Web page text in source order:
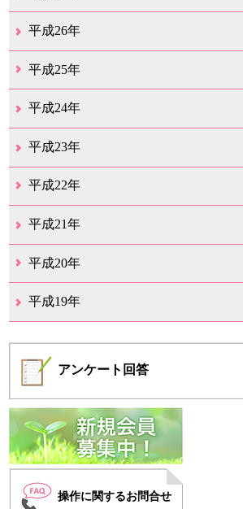
12月（23）
11月（12）
10月（11）
9月（15）
8月（4）
7月（11）
6月（20）
5月（14）
4月（26）
3月（29）
2月（17）
1月（9）
平成26年
12月（11）
11月（11）
10月（9）
9月（11）
8月（12）
7月（9）
6月（12）
5月（5）
4月（13）
3月（12）
2月（8）
1月（9）
平成25年
12月（12）
11月（6）
10月（7）
9月（10）
8月（6）
7月（9）
6月（7）
5月（8）
4月（7）
3月（12）
2月（17）
1月（7）
平成24年
12月（8）
11月（5）
10月（7）
9月（10）
8月（5）
7月（7）
6月（9）
5月（7）
4月（6）
3月（12）
2月（2）
1月（4）
平成23年
12月（6）
11月（6）
10月（14）
9月（5）
8月（8）
7月（7）
6月（9）
5月（10）
4月（12）
3月（3）
2月（2）
平成22年
12月（1）
11月（5）
10月（7）
9月（15）
8月（12）
7月（11）
6月（12）
5月（6）
4月（4）
3月（17）
2月（7）
1月（6）
平成21年
12月（4）
11月（3）
10月（7）
9月（5）
8月（7）
7月（9）
6月（13）
5月（9）
4月（22）
3月（9）
2月（8）
平成20年
12月（6）
11月（4）
10月（6）
9月（4）
8月（1）
7月（6）
6月（1）
5月（1）
4月（1）
3月（2）
2月（4）
1月（2）
平成19年
アンケート 回答
操作に関するお問合せ